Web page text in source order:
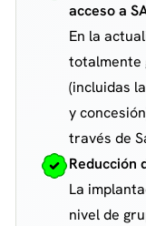
acceso a
En la
totalmente
(incluidas
y
través de
Reducción
La
nivel de